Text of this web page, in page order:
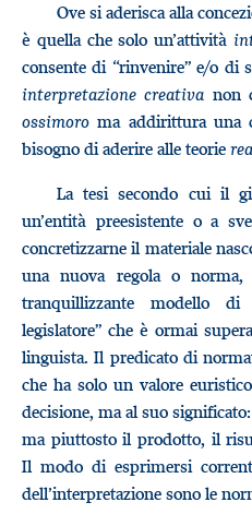
Ove si aderisca alla
è quella che solo un’attività
consente di “rinvenire” e/o di
interpretazione creativa non
ossimoro ma addirittura una
bisogno di aderire alle teorie
La tesi secondo cui il
un’entità preesistente o a
concretizzarne il materiale
una nuova regola o
tranquillizzante modello
legislatore” che è ormai
linguista. Il predicato di
che ha solo un valore
decisione, ma al suo
ma piuttosto il prodotto, il
Il modo di esprimersi
dell’interpretazione sono le